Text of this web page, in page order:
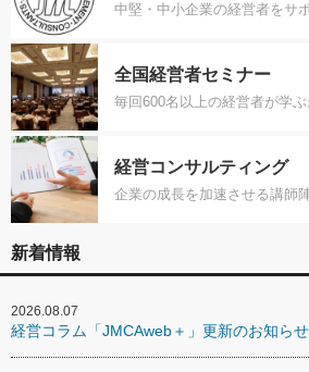
中堅・中小企業の経営者をサ
全国経営者セミナー
毎回600名以上の経営者が学
経営コンサルティング
企業の成長を加速させる講師
新着情報
2026.08.07
経営コラム「JMCAweb＋」更新のお知らせ